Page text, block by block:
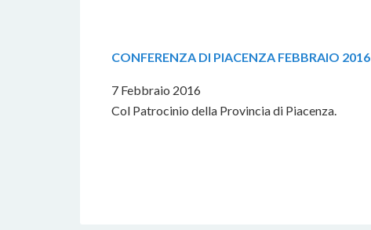
CONFERENZA DI PIACENZA FEBBRAIO 2016
7 Febbraio 2016
Col Patrocinio della Provincia di Piacenza.